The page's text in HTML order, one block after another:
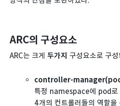
ARC의 구성요소
ARC는 크게 두가지 구성요소로 구
controller-
특정 namespace에 pod로
4개의 컨트롤러들의 역할을